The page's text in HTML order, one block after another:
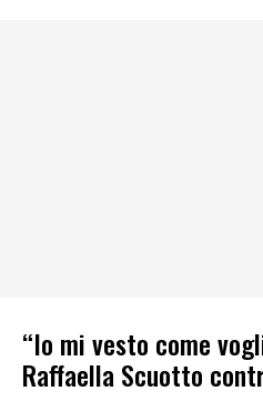
“Io mi vesto come
Raffaella Scuotto